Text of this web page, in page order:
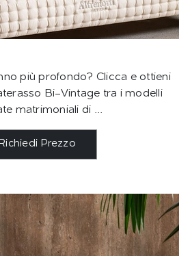
più profondo? Clicca e ottieni
Bi-Vintage tra i modelli
matrimoniali di ...
Prezzo